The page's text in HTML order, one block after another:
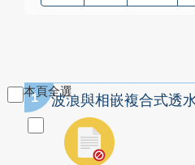
本頁全選
1 波浪與相嵌複合式透